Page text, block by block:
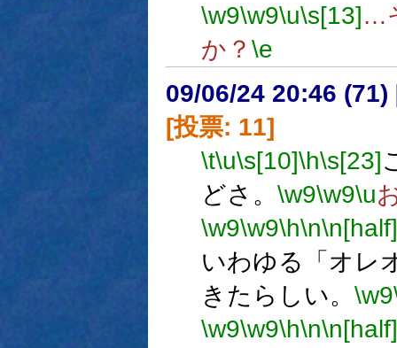
\w9\w9\u\s[13]…
か？ \e
09/06/24 20:46 (71)
[投票: 11]
\t\u\s[10]\h\s[23]
どさ。 \w9\w9\u
\w9\w9\h\n\n[half]
いわゆる「オレ
きたらしい。 \w9
\w9\w9\h\n\n[half]